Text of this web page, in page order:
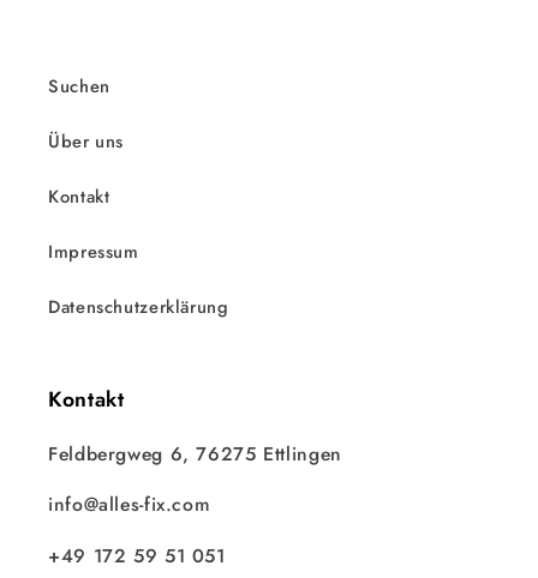
Suchen
Über uns
Kontakt
Impressum
Datenschutzerklärung
Kontakt
Feldbergweg 6, 76275 Ettlingen
info@alles-fix.com
+49 172 59 51 051